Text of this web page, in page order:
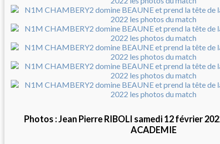
Photos : Jean Pierre RIBOLI samedi 12 février
ACADEMIE